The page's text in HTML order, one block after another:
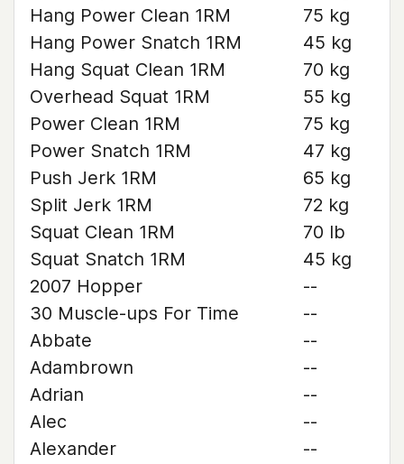
Hang Power Clean 1RM
75 kg
Hang Power Snatch 1RM
45 kg
Hang Squat Clean 1RM
70 kg
Overhead Squat 1RM
55 kg
Power Clean 1RM
75 kg
Power Snatch 1RM
47 kg
Push Jerk 1RM
65 kg
Split Jerk 1RM
72 kg
Squat Clean 1RM
70 lb
Squat Snatch 1RM
45 kg
2007 Hopper
--
30 Muscle-ups For Time
--
Abbate
--
Adambrown
--
Adrian
--
Alec
--
Alexander
--